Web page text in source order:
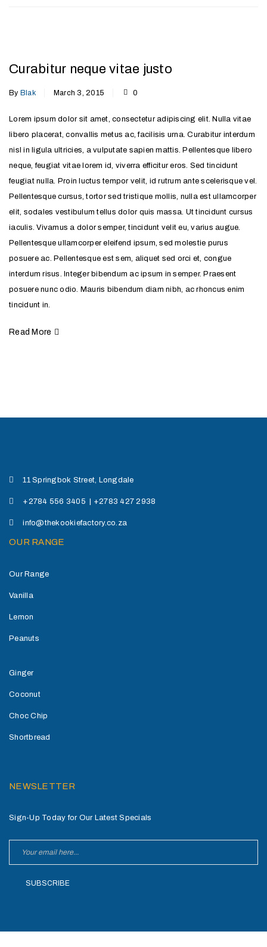
Curabitur neque vitae justo
By Blak March 3, 2015 0
Lorem ipsum dolor sit amet, consectetur adipiscing elit. Nulla vitae
libero placerat, convallis metus ac, facilisis urna. Curabitur interdum
nisl in ligula ultricies, a vulputate sapien mattis. Pellentesque libero
neque, feugiat vitae lorem id, viverra efficitur eros. Sed tincidunt
feugiat nulla. Proin luctus tempor velit, id rutrum ante scelerisque vel.
Pellentesque cursus, tortor sed tristique mollis, nulla est ullamcorper
elit, sodales vestibulum tellus dolor quis massa. Ut tincidunt cursus
iaculis. Vivamus a dolor semper, tincidunt velit eu, varius augue.
Pellentesque ullamcorper eleifend ipsum, sed molestie purus
posuere ac. Pellentesque est sem, aliquet sed orci et, congue
interdum risus. Integer bibendum ac ipsum in semper. Praesent
posuere nunc odio. Mauris bibendum diam nibh, ac rhoncus enim
tincidunt in.
Read More
11 Springbok Street, Longdale
+2784 556 3405 | +2783 427 2938
info@thekookiefactory.co.za
OUR RANGE
Our Range
Vanilla
Lemon
Peanuts
Ginger
Coconut
Choc Chip
Shortbread
NEWSLETTER
Sign-Up Today for Our Latest Specials
SUBSCRIBE